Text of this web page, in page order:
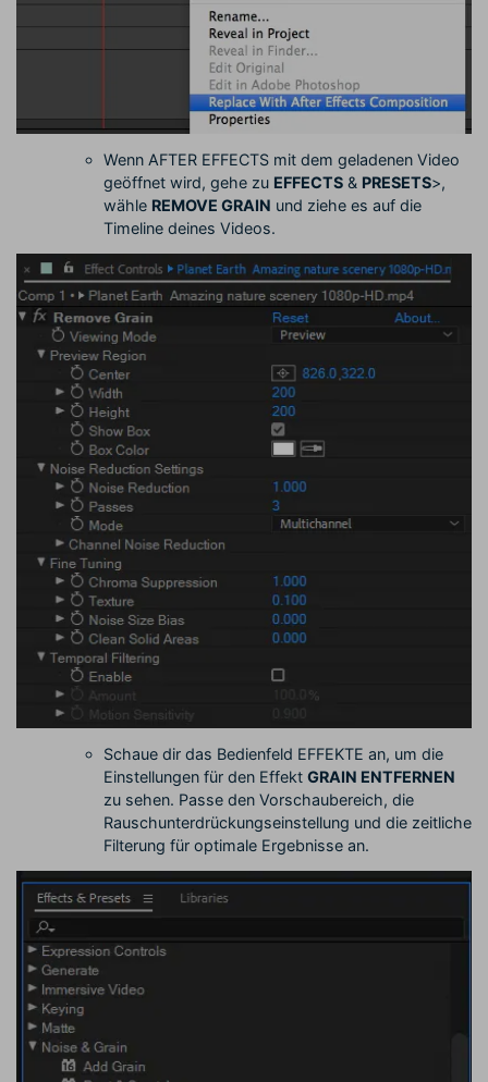
Wenn AFTER EFFECTS mit dem geladenen Video
geöffnet wird, gehe zu EFFECTS & PRESETS>,
wähle REMOVE GRAIN und ziehe es auf die
Timeline deines Videos.
Schaue dir das Bedienfeld EFFEKTE an, um die
Einstellungen für den Effekt GRAIN ENTFERNEN
zu sehen. Passe den Vorschaubereich, die
Rauschunterdrückungseinstellung und die zeitliche
Filterung für optimale Ergebnisse an.